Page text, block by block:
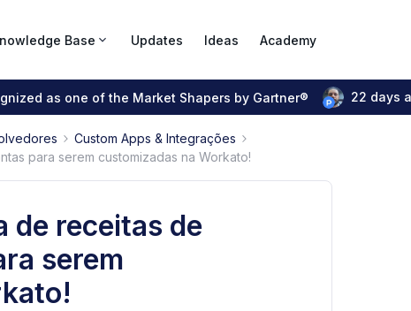
Base Updates Ideas Academy
as one of the Market Shapers by Gartner® 22 days
Custom Apps & Integrações
para serem customizadas na Workato!
de receitas de
serem